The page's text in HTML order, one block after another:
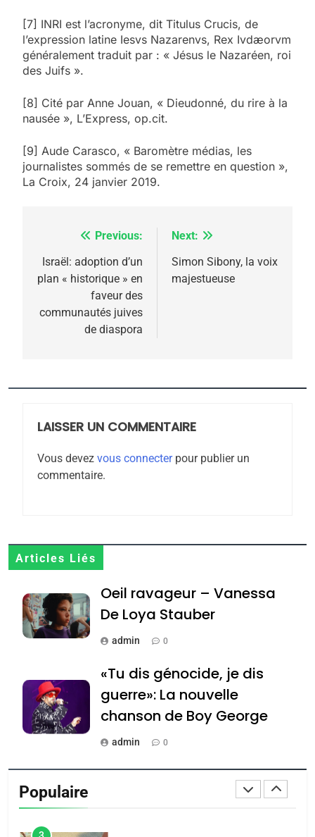
[7] INRI est l’acronyme, dit Titulus Crucis, de
l’expression latine Iesvs Nazarenvs, Rex Ivdæorvm
généralement traduit par : « Jésus le Nazaréen, roi
des Juifs ».
[8] Cité par Anne Jouan, « Dieudonné, du rire à la
nausée », L’Express, op.cit.
[9] Aude Carasco, « Baromètre médias, les
journalistes sommés de se remettre en question »,
La Croix, 24 janvier 2019.
Navigation
de
l’article
Previous:
Israël: adoption d’un
plan « historique » en
faveur des
communautés juives
de diaspora
Next:
Simon Sibony, la voix
majestueuse
LAISSER UN COMMENTAIRE
Vous devez vous connecterpour publier un
commentaire.
Articles Liés
Oeil ravageur – Vanessa
De Loya Stauber
admin 0
«Tu dis génocide, je dis
guerre»: La nouvelle
chanson de Boy George
admin 0
Tout sur la Nostalgie
Populaire
5
2025, l’année la plus
meurtrière selon le
rapport d’ADL contre
FRANCE ISRAÉL
FIÈRE, DIGNE ET RÉSILIENTE :
MA JUDAÏTE par Thérèse
ISRAÉL JUDAISME
7
8
Tafraout, le miel de Tadla
Azilal consacrés produits
du terroir
DAFINA MAROC
Oeil ravageur – Vanessa
De Loya Stauber
ISRAÉL
guerre»: La nouvelle
chanson de Boy George